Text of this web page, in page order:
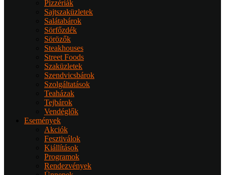
Pizzériák
Sajtszaküzletek
Salátabárok
Sörfőzdék
Sörözők
Steakhouses
Street Foods
Szaküzletek
Szendvicsbárok
Szolgáltatások
Teaházak
Tejbárok
Vendéglők
Események
Akciók
Fesztiválok
Kiállítások
Programok
Rendezvények